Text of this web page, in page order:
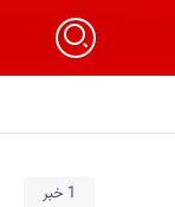
1 خبر